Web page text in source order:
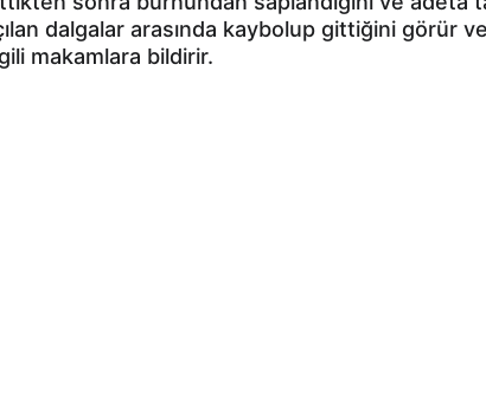
dalgalar arasında kaybolup gittiğini görür
makamlara bildirir.